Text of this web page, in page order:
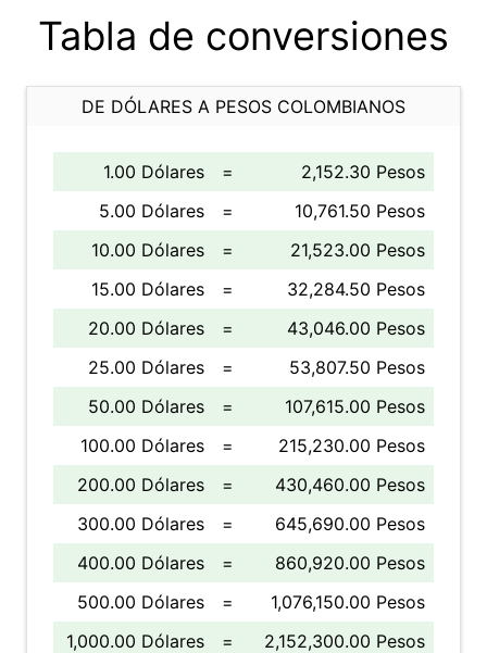
Tabla de conversiones
DE DÓLARES A PESOS COLOMBIANOS
1.00 Dólares =
2,152.30 Pesos
5.00 Dólares
=
10,761.50 Pesos
10.00 Dólares
=
21,523.00 Pesos
15.00 Dólares
=
32,284.50 Pesos
20.00 Dólares
=
43,046.00 Pesos
25.00 Dólares
=
53,807.50 Pesos
50.00 Dólares
=
107,615.00 Pesos
100.00 Dólares
=
215,230.00 Pesos
200.00 Dólares
=
430,460.00 Pesos
300.00 Dólares
=
645,690.00 Pesos
400.00 Dólares
=
860,920.00 Pesos
500.00 Dólares
=
1,076,150.00 Pesos
1,000.00 Dólares
=
2,152,300.00 Pesos